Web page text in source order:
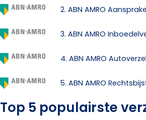
2. ABN AMRO
3. ABN AMRO
4. ABN AMRO
5. ABN AMRO
Top 5 populairste